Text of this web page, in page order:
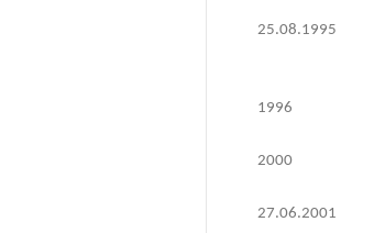
25.08.1995
1996
2000
27.06.2001